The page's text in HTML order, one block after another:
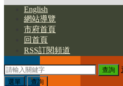
English
網站導覽
市府首頁
回首頁
RSS訂閱頻道
選單 查詢